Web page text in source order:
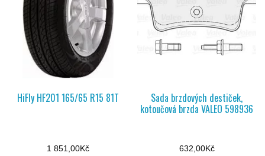
HiFly HF201 165/65 R15 81T
1 851,00Kč
Sada brzdových destiček,
kotoučová brzda VALEO 598936
632,00Kč